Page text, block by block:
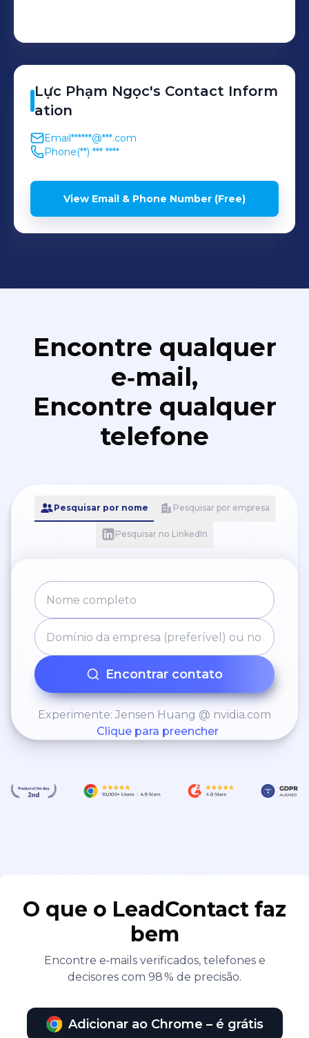
Lực Phạm Ngọc's Contact Inform
ation
Email******@***.com
Phone(**) *** ****
View Email & Phone Number (Free)
Encontre qualquer
e‑mail,
Encontre qualquer
telefone
Pesquisar por nome Pesquisar por empresa
Pesquisar no LinkedIn
Encontrar contato
Experimente: Jensen Huang @ nvidia.com
Clique para preencher
O que o LeadContact faz
bem
Encontre e‑mails verificados, telefones e
decisores com 98 % de precisão.
Adicionar ao Chrome – é grátis